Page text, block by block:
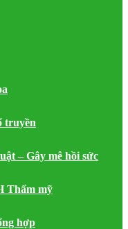
truyền
– Gây mê hồi sức
Thẩm mỹ
hợp